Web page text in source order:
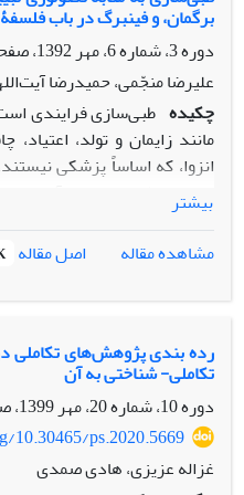
پشتیبانی می‌کند، باید کمّی
استفاده از اصول حساب
چالش‌های نظریة تأیید به‌وسیلة
برگمان، و فینبرگ در باب
دوره 3، شماره 6، مهر 1392، صفحه
علیرضا منجّمی، حمیدرضا
چکیده طبی‌سازی فرایندی
مانند زایمان و تولد، اعتیاد،
انزوا، که اساساً پزشکی
برای اصلاح یا درمان آن‌ها
طبی‌سازی ارائه شده است که
مارکسیستی و تبیین کنترل
تا طبی‌سازی را از منظری
مقاله آن است که طبی‌سازی به
تکنولوژی، هایدگر، برگمان، و
تکنولوژی مورد نقد و بررسی
بیشتر
مشاهده مقاله
اصل مقاله
رده بندی پژوهش‌های تکاملی
تکاملی- شناختی به آن
دوره 10، شماره 20، مهر 1399، صفحه
10.30465/ps.2020.5669
غزاله عزیزی، هادی صمدی